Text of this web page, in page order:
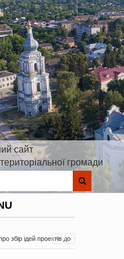
сайт
громади
збір ідей проектів до